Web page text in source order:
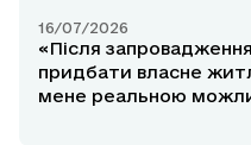
16/07/2026
«Після
придбати власне
мене реальною